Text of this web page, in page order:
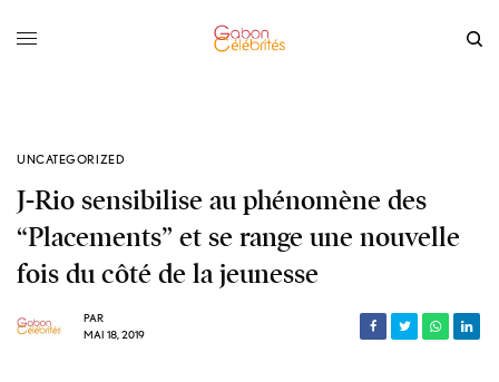
UNCATEGORIZED
J-Rio sensibilise au phénomène des
“Placements” et se range une nouvelle
fois du côté de la jeunesse
PAR
MAI 18, 2019